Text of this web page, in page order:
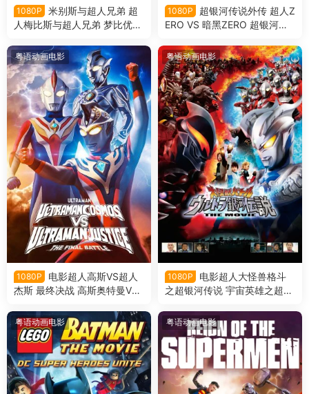
1080P
米别斯与超人兄弟 超
人梅比斯与超人兄弟 梦比优斯
1080P
超银河传说外传 超人Z
ERO VS 暗黑ZERO 超银河传
眼巨人赛罗粤语版
粤语动画电影
1080P
电影超人高斯VS超人
杰斯 最终决战 高斯奥特曼VS
之战粤语版
粤语动画电影
1080P
电影超人大怪兽格斗
之超银河传说 宇宙英雄之超银
粤语动画电影 粤语动画电影